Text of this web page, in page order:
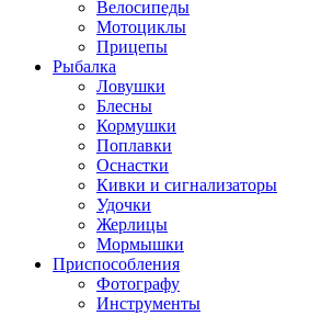
Велосипеды
Мотоциклы
Прицепы
Рыбалка
Ловушки
Блесны
Кормушки
Поплавки
Оснастки
Кивки и сигнализаторы
Удочки
Жерлицы
Мормышки
Приспособления
Фотографу
Инструменты